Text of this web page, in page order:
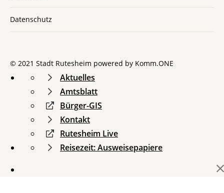
Datenschutz
© 2021 Stadt Rutesheim powered by Komm.ONE
Aktuelles
Amtsblatt
Bürger-GIS
Kontakt
Rutesheim Live
Reisezeit: Ausweisepapiere